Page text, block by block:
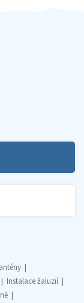
Instalace žaluzií